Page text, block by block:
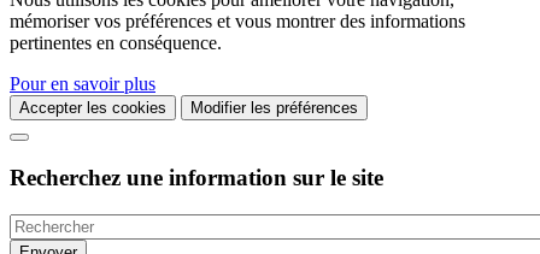
mémoriser vos préférences et vous montrer des informations
pertinentes en conséquence.
Pour en savoir plus
Accepter les cookies Modifier les préférences
Recherchez une information sur le site